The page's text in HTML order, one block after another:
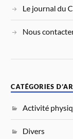
Le journal du
Nous
CATÉGORIES
Activité
Divers